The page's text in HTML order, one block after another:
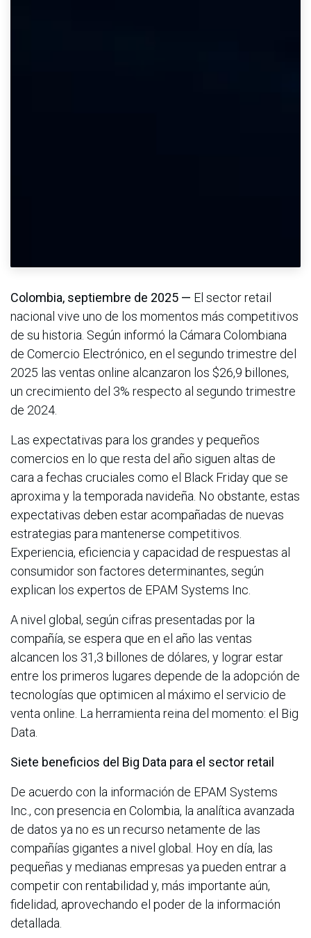
Colombia, septiembre de 2025 — El sector retail
nacional vive uno de los momentos más competitivos
de su historia. Según informó la Cámara Colombiana
de Comercio Electrónico, en el segundo trimestre del
2025 las ventas online alcanzaron los $26,9 billones,
un crecimiento del 3% respecto al segundo trimestre
de 2024.
Las expectativas para los grandes y pequeños
comercios en lo que resta del año siguen altas de
cara a fechas cruciales como el Black Friday que se
aproxima y la temporada navideña. No obstante, estas
expectativas deben estar acompañadas de nuevas
estrategias para mantenerse competitivos.
Experiencia, eficiencia y capacidad de respuestas al
consumidor son factores determinantes, según
explican los expertos de EPAM Systems Inc.
A nivel global, según cifras presentadas por la
compañía, se espera que en el año las ventas
alcancen los 31,3 billones de dólares, y lograr estar
entre los primeros lugares depende de la adopción de
tecnologías que optimicen al máximo el servicio de
venta online. La herramienta reina del momento: el Big
Data.
Siete beneficios del Big Data para el sector retail
De acuerdo con la información de EPAM Systems
Inc., con presencia en Colombia, la analítica avanzada
de datos ya no es un recurso netamente de las
compañías gigantes a nivel global. Hoy en día, las
pequeñas y medianas empresas ya pueden entrar a
competir con rentabilidad y, más importante aún,
fidelidad, aprovechando el poder de la información
detallada.